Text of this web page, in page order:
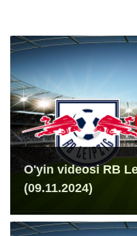
O'yin videosi RB
(09.11.2024)